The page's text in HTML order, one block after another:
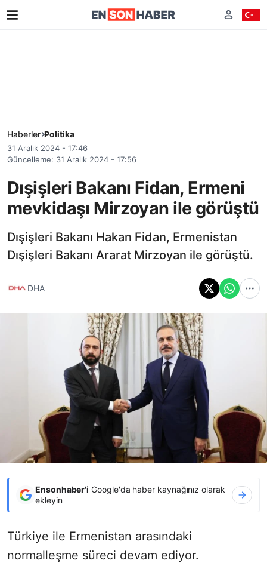
Haberler Politika
31 Aralık 2024 - 17:46
Güncelleme: 31 Aralık 2024 - 17:56
Dışişleri Bakanı Fidan, Ermeni
mevkidaşı Mirzoyan ile görüştü
Dışişleri Bakanı Hakan Fidan, Ermenistan
Dışişleri Bakanı Ararat Mirzoyan ile görüştü.
DHA
Ensonhaber'i Google'da haber kaynağınız olarak
ekleyin
Türkiye ile Ermenistan arasındaki
normalleşme süreci devam ediyor.